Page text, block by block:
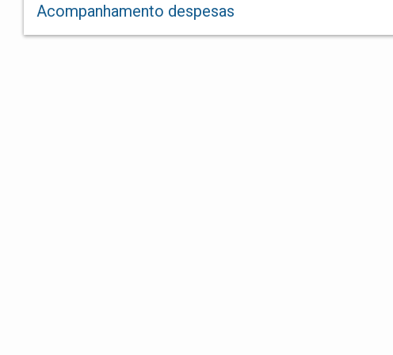
Acompanhamento despesas